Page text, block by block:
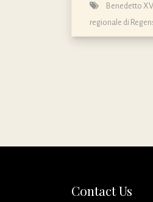
Benedetto XVI
regionale di
Contact Us